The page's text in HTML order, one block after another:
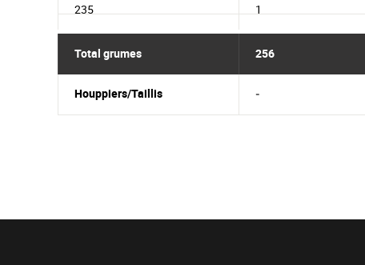
235 1
Total grumes 256
Houppiers/Taillis -